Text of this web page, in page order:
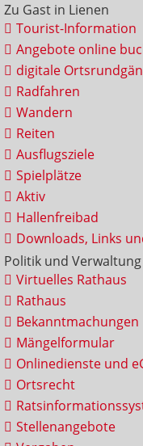
Zu Gast in Lienen
Tourist-Information
Angebote online
digitale
Radfahren
Wandern
Reiten
Ausflugsziele
Spielplätze
Aktiv
Hallenfreibad
Downloads, Links
Politik und Verwaltung
Virtuelles Rathaus
Rathaus
Bekanntmachungen
Mängelformular
Onlinedienste und
Ortsrecht
Stellenangebote